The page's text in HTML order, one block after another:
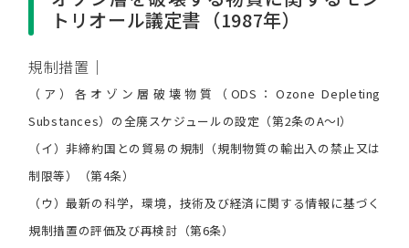
トリオール議定書（1987年）
規制措置｜
（ア）各オゾン層破壊物質（ODS：Ozone Depleting
Substances）の全廃スケジュールの設定（第2条のA～I）
（イ）非締約国との貿易の規制（規制物質の輸出入の禁止又は
制限等）（第4条）
（ウ）最新の科学，環境，技術及び経済に関する情報に基づく
規制措置の評価及び再検討（第6条）